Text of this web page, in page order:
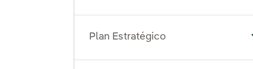
Plan Estratégico